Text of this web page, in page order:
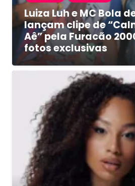
Luiza Luh e MC Bola
lançam clipe de
Aê” pela Furacão
fotos exclusivas